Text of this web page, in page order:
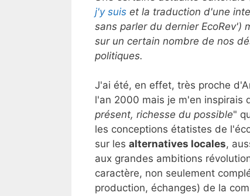
j'y suis et la traduction d'une
sans parler du dernier EcoRev')
sur un certain nombre de nos
politiques.
J'ai été, en effet, très proche
l'an 2000 mais je m'en inspirais
présent, richesse du possible"
les conceptions étatistes de
sur les alternatives locales,
aux grandes ambitions
caractère, non seulement
production, échanges) de la